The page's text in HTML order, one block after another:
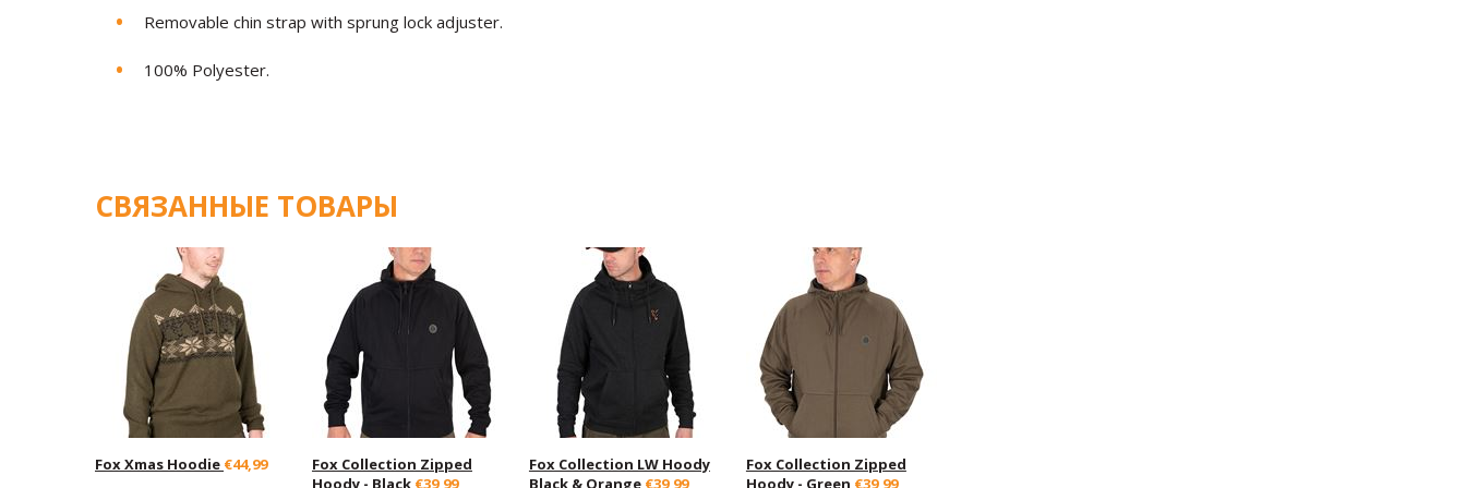
Removable chin strap with sprung lock adjuster.
100% Polyester.
СВЯЗАННЫЕ ТОВАРЫ
Fox Xmas Hoodie €44,99
Fox Collection Zipped
Hoody - Black €39,99
Fox Collection LW Hoody
Black & Orange €39,99
Fox Collection Zipped
Hoody - Green €39,99